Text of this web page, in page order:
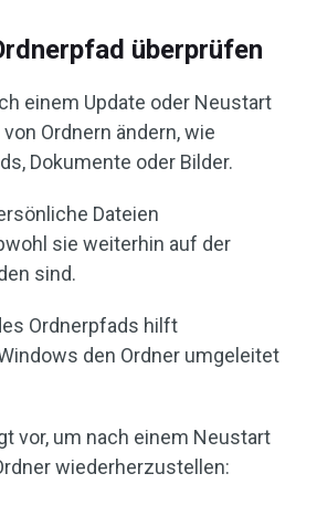
überprüfen
einem Update oder Neustart
Ordnern ändern, wie
Dokumente oder Bilder.
Dateien
sie weiterhin auf der
sind.
Ordnerpfads hilft
den Ordner umgeleitet
vor, um nach einem Neustart
wiederherzustellen: